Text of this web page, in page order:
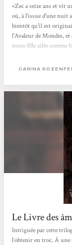
«Zec a seize ans et vit
où, à l'issue d'une nuit
bientôt qu'il est
l'Avaleur de Mondes,
jeune fille ailée
Mais cette quête
CARINA
Le Livre des
Intriguée par cette
l’obtenir en troc. À